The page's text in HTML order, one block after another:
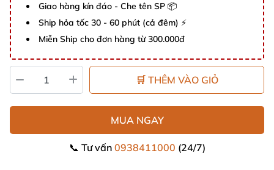
Giao hàng kín đáo - Che tên SP 📦
Ship hỏa tốc 30 - 60 phút (cả đêm) ⚡
Miễn Ship cho đơn hàng từ 300.000đ
🛒 THÊM VÀO GIỎ
MUA NGAY
📞 Tư vấn 0938411000 (24/7)